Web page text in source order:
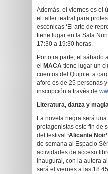
Además, el viernes es el
el taller teatral para
escénicas ‘El arte de
tiene lugar en la Sala
17:30 a 19:30 horas.
Por otra parte, el sábado
el
MACA tiene lugar un
cuentos del Quijote’ a
aforo es de 25 personas
inscripción a través de
Literatura, danza y magia
La novela negra será
protagonistas este fin de
del festival ‘Alicante Noir’
de semana al Espacio
actividades de acceso
inaugural, con la autora
será el viernes a las